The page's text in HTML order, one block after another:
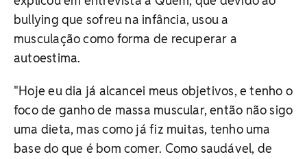
bullying que sofreu na infância, usou a
musculação como forma de recuperar a
autoestima.
"Hoje eu dia já alcancei meus objetivos, e tenho o
foco de ganho de massa muscular, então não sigo
uma dieta, mas como já fiz muitas, tenho uma
base do que é bom comer. Como saudável, de